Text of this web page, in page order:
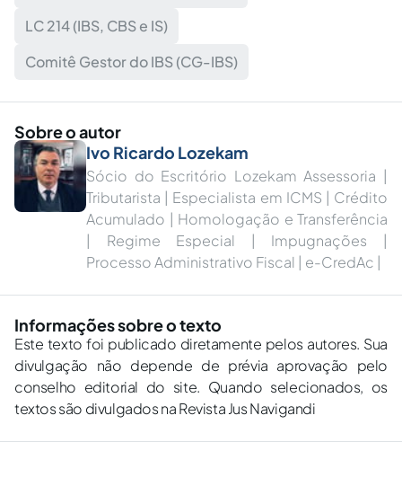
LC 214 (IBS, CBS e IS)
Comitê Gestor do IBS (CG-IBS)
Sobre o autor
Ivo Ricardo Lozekam
Sócio do Escritório Lozekam Assessoria |
Tributarista | Especialista em ICMS | Crédito
Acumulado | Homologação e Transferência
| Regime Especial | Impugnações |
Processo Administrativo Fiscal | e-CredAc |
Informações sobre o texto
Este texto foi publicado diretamente pelos autores. Sua
divulgação não depende de prévia aprovação pelo
conselho editorial do site. Quando selecionados, os
textos são divulgados na Revista Jus Navigandi